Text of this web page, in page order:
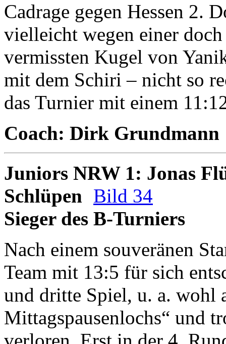
Cadrage gegen Hessen 2.
vielleicht wegen einer
vermissten Kugel von
mit dem Schiri – nicht so
das Turnier mit einem
Coach: Dirk Grundmann
Juniors NRW 1: Jonas
Schlüpen Bild 34
Sieger des B-Turniers
Nach einem souveränen
Team mit 13:5 für sich
und dritte Spiel, u. a. wohl
Mittagspausenlochs“ und